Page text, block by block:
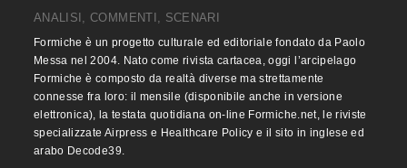
ANALISI, COMMENTI, SCENARI
Formiche è un progetto culturale ed editoriale fondato da Paolo
Messa nel 2004. Nato come rivista cartacea, oggi l’arcipelago
Formiche è composto da realtà diverse ma strettamente
connesse fra loro: il mensile (disponibile anche in versione
elettronica), la testata quotidiana on-line Formiche.net, le riviste
specializzate Airpress e Healthcare Policy e il sito in inglese ed
arabo Decode39.